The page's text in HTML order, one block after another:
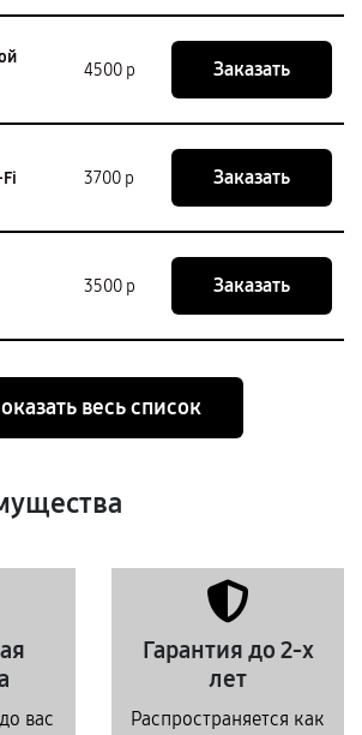
4500 р Заказать
3700 р Заказать
3500 р Заказать
весь список
вас
Гарантия до 2-х
лет
Распространяется как